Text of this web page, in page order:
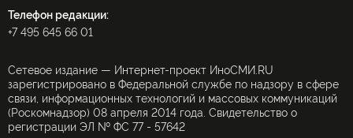
Телефон редакции:
+7 495 645 66 01
Сетевое издание — Интернет-проект ИноСМИ.RU
зарегистрировано в Федеральной службе по надзору в сфере
связи, информационных технологий и массовых коммуникаций
(Роскомнадзор) 08 апреля 2014 года. Свидетельство о
регистрации ЭЛ № ФС 77 - 57642